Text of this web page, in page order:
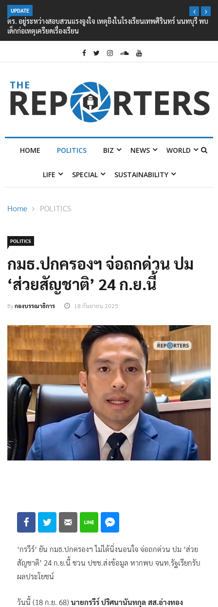
UPDATE
ตร. อยู่ระหว่างสอบสวนแรงจูงใจ เหตุยิงในโรงเรียนเทพศิรินทร์ นนทบุรี พบ
เด็กก่อเหตุเครียดเรื่องเรียน
HOME POLITICS BIZ NEWS WORLD
LIFE SPECIAL SUSTAINABILITY
Home POLITICS
POLITICS
กมธ.ปกครองฯ จ่อถกด่วน ปม
‘ส่วยสัญชาติ’ 24 ก.ย.นี้
Byกองบรรณาธิการ 18 กันยายน 2025
‘กรวีร์‘ ยัน กมธ.ปกครองฯ ไม่ได้นิ่งนอนใจ จ่อถกด่วน ปม ‘ส่วย
สัญชาติ’ 24 ก.ย.นี้ ชวน ปชช.ส่งข้อมูล หากพบ จนท.รัฐเรียกรับ
ผลประโยชน์
วันนี้ (18 ก.ย. 68) นายกรวีร์ ปริศนานันทกุล สส.อ่างทอง